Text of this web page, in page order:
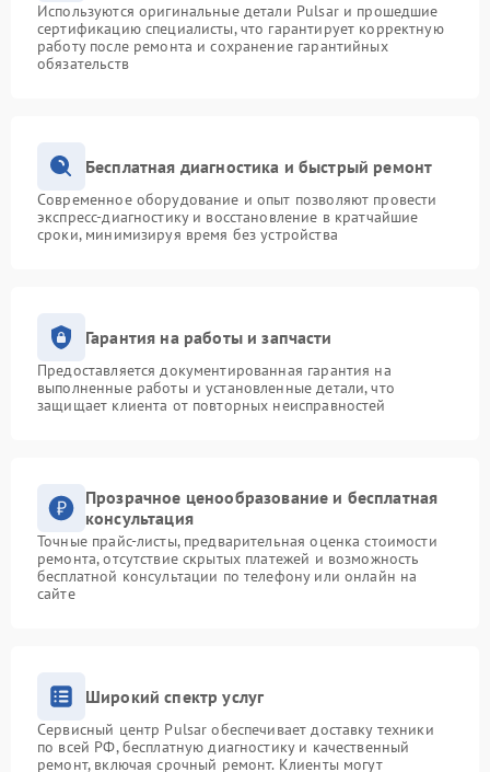
Используются оригинальные детали Pulsar и прошедшие
сертификацию специалисты, что гарантирует корректную
работу после ремонта и сохранение гарантийных
обязательств
Бесплатная диагностика и быстрый ремонт
Современное оборудование и опыт позволяют провести
экспресс-диагностику и восстановление в кратчайшие
сроки, минимизируя время без устройства
Гарантия на работы и запчасти
Предоставляется документированная гарантия на
выполненные работы и установленные детали, что
защищает клиента от повторных неисправностей
Прозрачное ценообразование и бесплатная
консультация
Точные прайс-листы, предварительная оценка стоимости
ремонта, отсутствие скрытых платежей и возможность
бесплатной консультации по телефону или онлайн на
сайте
Широкий спектр услуг
Сервисный центр Pulsar обеспечивает доставку техники
по всей РФ, бесплатную диагностику и качественный
ремонт, включая срочный ремонт. Клиенты могут